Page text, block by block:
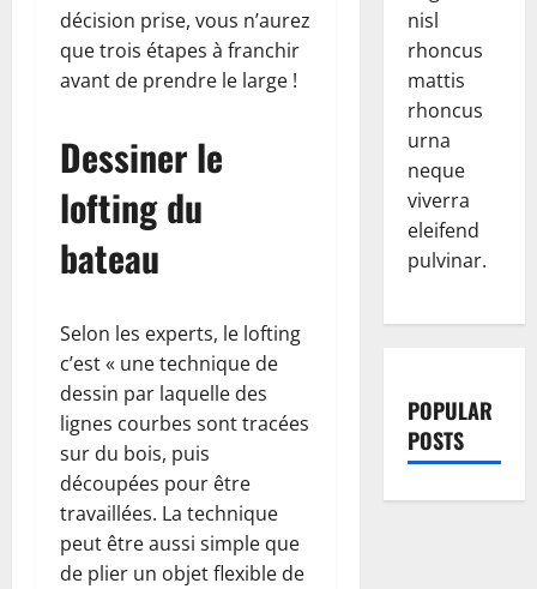
décision prise, vous n’aurez
que trois étapes à franchir
avant de prendre le large !
Dessiner le
lofting du
bateau
Selon les experts, le lofting
c’est « une technique de
dessin par laquelle des
lignes courbes sont tracées
sur du bois, puis
découpées pour être
travaillées. La technique
peut être aussi simple que
de plier un objet flexible de
nisl
rhoncus
mattis
rhoncus
urna
neque
viverra
eleifend
pulvinar.
POPULAR
POSTS